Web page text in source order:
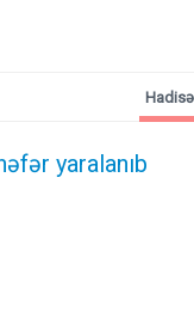
yaralanıb
Hadisə